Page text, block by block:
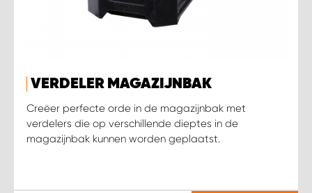
VERDELER MAGAZIJNBAK
Creëer perfecte orde in de magazijnbak met
verdelers die op verschillende dieptes in de
magazijnbak kunnen worden geplaatst.
WORK SYSTEM WILLEMSTAD
WORK SYSTEM ZIERIKZEE